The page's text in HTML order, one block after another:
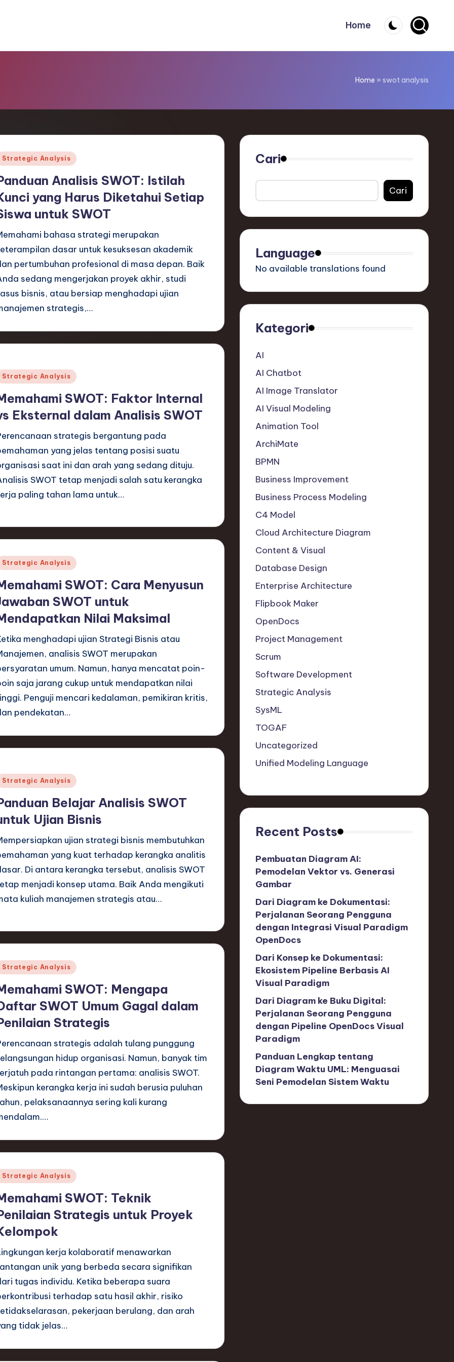
Home
Home » swot analysis
Strategic Analysis
Analisis SWOT: Istilah
yang Harus Diketahui Setiap
untuk SWOT
bahasa strategi merupakan
dasar untuk kesuksesan akademik
pertumbuhan profesional di masa depan. Baik
sedang mengerjakan proyek akhir, studi
bisnis, atau bersiap menghadapi ujian
strategis,…
Strategic Analysis
SWOT: Faktor Internal
Eksternal dalam Analisis SWOT
strategis bergantung pada
yang jelas tentang posisi suatu
saat ini dan arah yang sedang dituju.
SWOT tetap menjadi salah satu kerangka
paling tahan lama untuk…
Strategic Analysis
SWOT: Cara Menyusun
SWOT untuk
Nilai Maksimal
menghadapi ujian Strategi Bisnis atau
analisis SWOT merupakan
umum. Namun, hanya mencatat poin-
saja jarang cukup untuk mendapatkan nilai
Penguji mencari kedalaman, pemikiran kritis,
pendekatan…
Strategic Analysis
Belajar Analisis SWOT
Ujian Bisnis
ujian strategi bisnis membutuhkan
yang kuat terhadap kerangka analitis
Di antara kerangka tersebut, analisis SWOT
menjadi konsep utama. Baik Anda mengikuti
kuliah manajemen strategis atau…
Strategic Analysis
SWOT: Mengapa
SWOT Umum Gagal dalam
Strategis
strategis adalah tulang punggung
hidup organisasi. Namun, banyak tim
pada rintangan pertama: analisis SWOT.
kerangka kerja ini sudah berusia puluhan
pelaksanaannya sering kali kurang
Strategic Analysis
SWOT: Teknik
Strategis untuk Proyek
kerja kolaboratif menawarkan
unik yang berbeda secara signifikan
tugas individu. Ketika beberapa suara
terhadap satu hasil akhir, risiko
pekerjaan berulang, dan arah
tidak jelas…
Cari
Cari
Language
No available translations found
Kategori
AI
AI Chatbot
AI Image Translator
AI Visual Modeling
Animation Tool
ArchiMate
BPMN
Business Improvement
Business Process Modeling
C4 Model
Cloud Architecture Diagram
Content & Visual
Database Design
Enterprise Architecture
Flipbook Maker
OpenDocs
Project Management
Scrum
Software Development
Strategic Analysis
SysML
TOGAF
Uncategorized
Unified Modeling Language
Recent Posts
Pembuatan Diagram AI:
Pemodelan Vektor vs. Generasi
Gambar
Dari Diagram ke Dokumentasi:
Perjalanan Seorang Pengguna
dengan Integrasi Visual Paradigm
OpenDocs
Dari Konsep ke Dokumentasi:
Ekosistem Pipeline Berbasis AI
Visual Paradigm
Dari Diagram ke Buku Digital:
Perjalanan Seorang Pengguna
dengan Pipeline OpenDocs Visual
Paradigm
Panduan Lengkap tentang
Diagram Waktu UML: Menguasai
Seni Pemodelan Sistem Waktu